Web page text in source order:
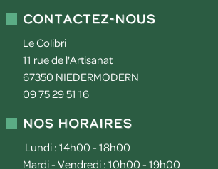
Contactez-nous
Le Colibri
11 rue de l'Artisanat
67350 NIEDERMODERN
09 75 29 51 16
Nos horaires
Lundi : 14h00 - 18h00
Mardi - Vendredi : 10h00 - 19h00